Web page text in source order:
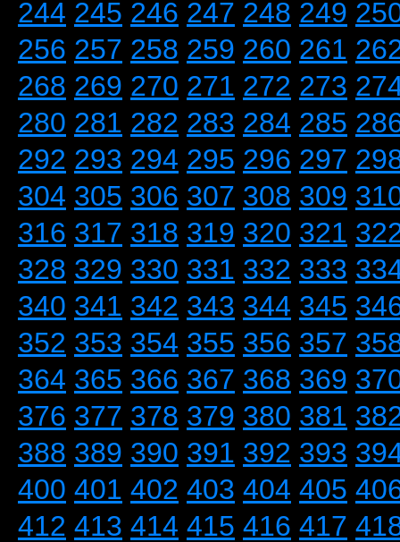
244 245 246 247 248 249
256 257 258 259 260 261
268 269 270 271 272 273
280 281 282 283 284 285
292 293 294 295 296 297
304 305 306 307 308 309
316 317 318 319 320 321
328 329 330 331 332 333
340 341 342 343 344 345
352 353 354 355 356 357
364 365 366 367 368 369
376 377 378 379 380 381
388 389 390 391 392 393
400 401 402 403 404 405
412 413 414 415 416 417